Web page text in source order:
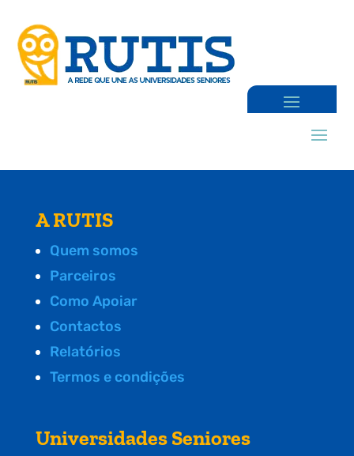
A RUTIS
Quem somos
Parceiros
Como Apoiar
Contactos
Relatórios
Termos e condições
Universidades Seniores